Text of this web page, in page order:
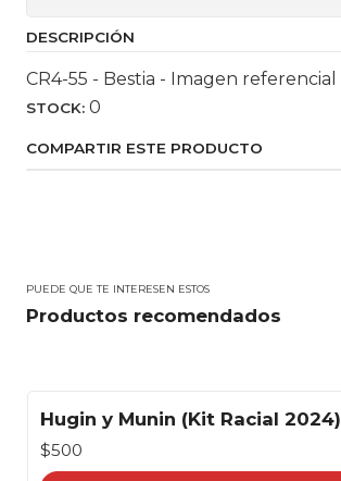
DESCRIPCIÓN
CR4-55 - Bestia - Imagen referencial
STOCK: 0
COMPARTIR ESTE PRODUCTO
PUEDE QUE TE INTERESEN ESTOS
Productos recomendados
Hugin y Munin (Kit Racial 2024)
$500